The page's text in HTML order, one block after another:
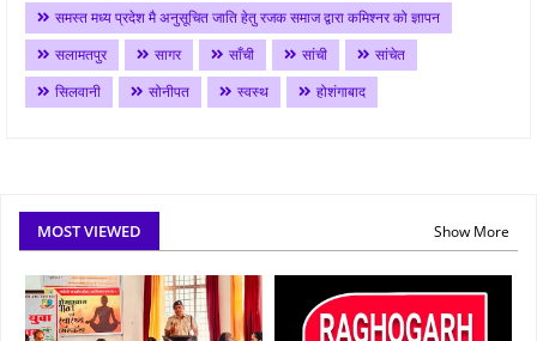
समस्त मध्य प्रदेश मै अनुसूचित जाति हेतु रजक समाज द्वारा कमिश्नर को ज्ञापन
सलामतपुर
सागर साँची सांची
सांचेत
सिलवानी
सोनीपत स्वस्थ होशंगाबाद
MOST VIEWED Show More